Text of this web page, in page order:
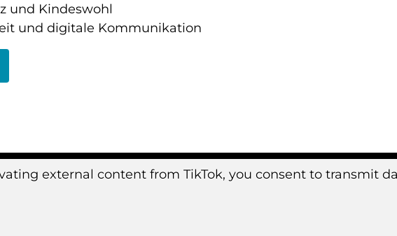
und Kindeswohl
und digitale Kommunikation
external content from TikTok, you consent to transmit